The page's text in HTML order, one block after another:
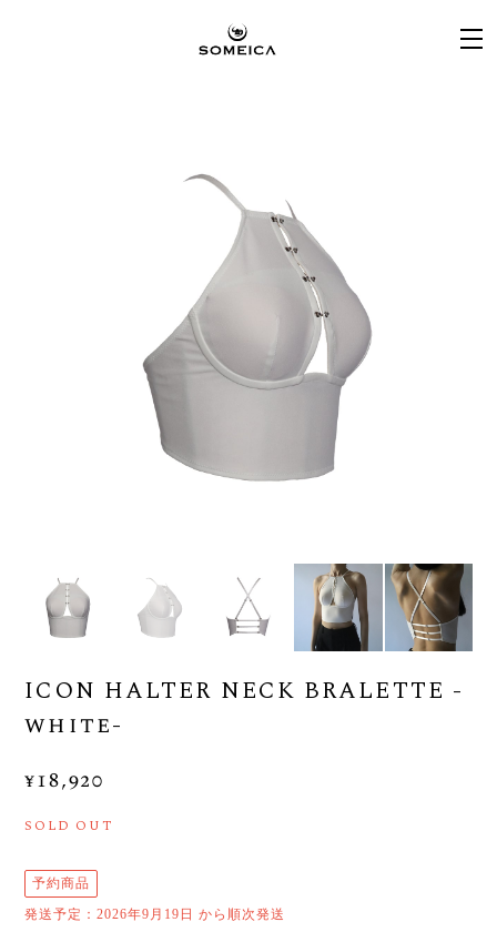
ICON HALTER NECK BRALETTE -
white-
¥18,920
SOLD OUT
予約商品
発送予定：2026年9月19日 から順次発送